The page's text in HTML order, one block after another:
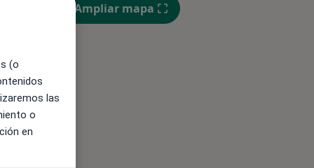
Ampliar mapa
(o
las
o
en